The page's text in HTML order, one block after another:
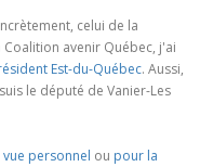
celui de la
avenir Québec, j'ai
Est-du-Québec. Aussi,
le député de Vanier-Les
personnel ou pour la